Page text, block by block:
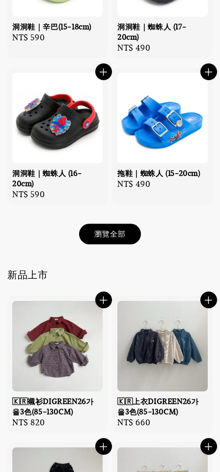
洞洞鞋｜辛巴(15-18cm)
Regular
NT$ 590
洞洞鞋｜蜘蛛人 (17-
20cm)
Regular
NT$ 490
洞洞鞋｜蜘蛛人 (16-
20cm)
Regular
NT$ 590
拖鞋｜蜘蛛人 (15-20cm)
Regular
NT$ 490
瀏覽全部
新品上市
🇰🇷襯衫DIGREEN26가
을3色(85-130CM)
Regular
NT$ 820
🇰🇷上衣DIGREEN26가
을3色(85-130CM)
Regular
NT$ 660